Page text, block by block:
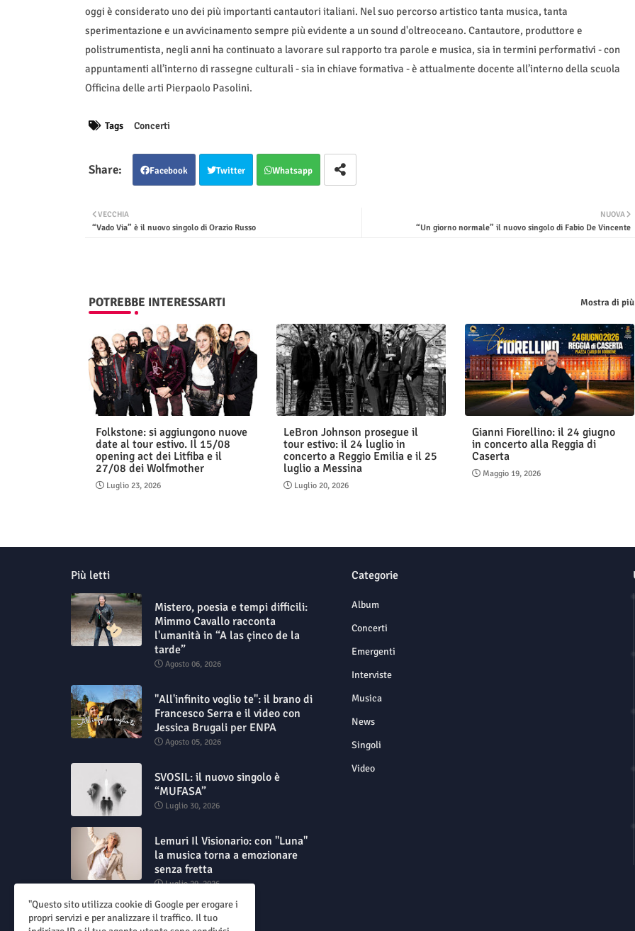
oggi è considerato uno dei più importanti cantautori italiani. Nel suo percorso artistico tanta musica, tanta
sperimentazione e un avvicinamento sempre più evidente a un sound d'oltreoceano. Cantautore, produttore e
polistrumentista, negli anni ha continuato a lavorare sul rapporto tra parole e musica, sia in termini performativi - con
appuntamenti all’interno di rassegne culturali - sia in chiave formativa - è attualmente docente all’interno della scuola
Officina delle arti Pierpaolo Pasolini.
Tags Concerti
Facebook Twitter Whatsapp
NUOVA
“Un giorno normale” il nuovo singolo di Fabio De Vincente
VECCHIA
“Vado Via” è il nuovo singolo di Orazio Russo
POTREBBE INTERESSARTI Mostra di più
Folkstone: si aggiungono nuove
date al tour estivo. Il 15/08
opening act dei Litfiba e il
27/08 dei Wolfmother
Luglio 23, 2026
LeBron Johnson prosegue il
tour estivo: il 24 luglio in
concerto a Reggio Emilia e il 25
luglio a Messina
Luglio 20, 2026
Gianni Fiorellino: il 24 giugno
in concerto alla Reggia di
Caserta
Maggio 19, 2026
Più letti
Mistero, poesia e tempi difficili:
Mimmo Cavallo racconta
l'umanità in “A las çinco de la
tarde”
Agosto 06, 2026
"All'infinito voglio te": il brano di
Francesco Serra e il video con
Jessica Brugali per ENPA
Agosto 05, 2026
SVOSIL: il nuovo singolo è
“MUFASA”
Luglio 30, 2026
Lemuri Il Visionario: con "Luna"
la musica torna a emozionare
senza fretta
Luglio 29, 2026
Categorie
Album
Concerti
Emergenti
Interviste
Musica
News
Singoli
Video
"Questo sito utilizza cookie di Google per erogare i
propri servizi e per analizzare il traffico. Il tuo